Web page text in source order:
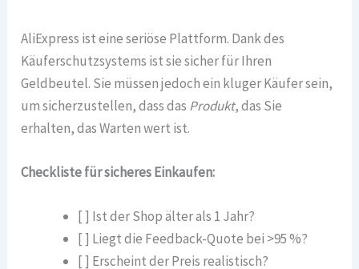
AliExpress ist eine seriöse Plattform. Dank des
Käuferschutzsystems ist sie sicher für Ihren
Geldbeutel. Sie müssen jedoch ein kluger Käufer sein,
um sicherzustellen, dass das Produkt, das Sie
erhalten, das Warten wert ist.
Checkliste für sicheres Einkaufen:
[ ] Ist der Shop älter als 1 Jahr?
[ ] Liegt die Feedback-Quote bei >95 %?
[ ] Erscheint der Preis realistisch?